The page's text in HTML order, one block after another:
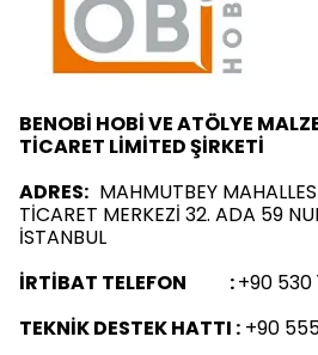
BENOBİ HOBİ VE ATÖLYE
TİCARET LİMİTED ŞİRKETİ
ADRES: MAHMUTBEY
TİCARET MERKEZİ 32. ADA 59
İSTANBUL
İRTİBAT TELEFON :+90 530
TEKNİK DESTEK HATTI : +90